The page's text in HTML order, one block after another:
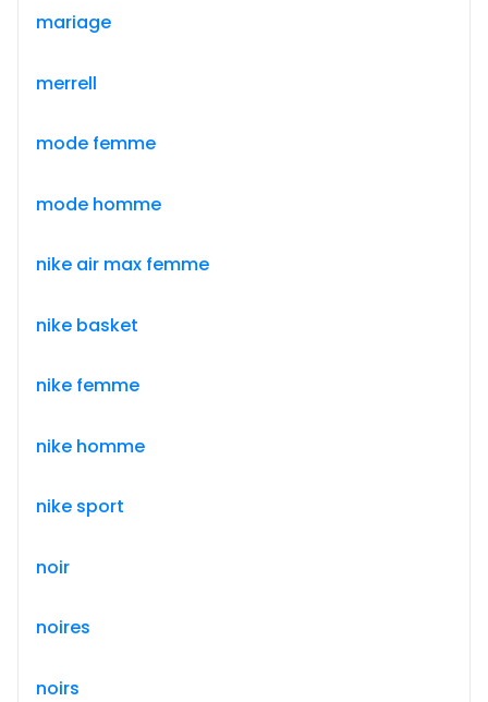
mariage
merrell
mode femme
mode homme
nike air max femme
nike basket
nike femme
nike homme
nike sport
noir
noires
noirs